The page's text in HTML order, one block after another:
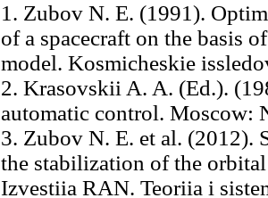
1. Zubov N. E. (1991).
of a spacecraft on the basis
model. Kosmicheskie
2. Krasovskii A. A. (Ed.).
automatic control. Moscow:
3. Zubov N. E. et al. (2012).
the stabilization of the
Izvestiia RAN. Teoriia i